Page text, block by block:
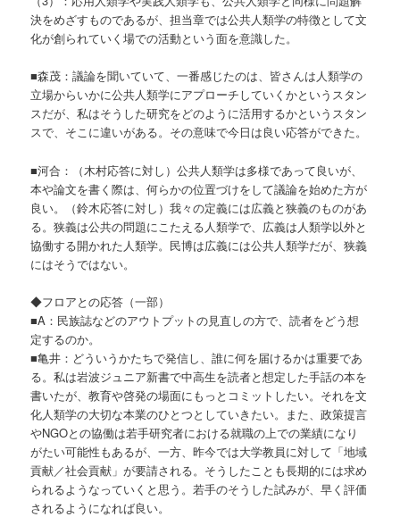
決をめざすものであるが、担当章では公共人類学の特徴として文
化が創られていく場での活動という面を意識した。
■森茂：議論を聞いていて、一番感じたのは、皆さんは人類学の
立場からいかに公共人類学にアプローチしていくかというスタン
スだが、私はそうした研究をどのように活用するかというスタン
スで、そこに違いがある。その意味で今日は良い応答ができた。
■河合：（木村応答に対し）公共人類学は多様であって良いが、
本や論文を書く際は、何らかの位置づけをして議論を始めた方が
良い。（鈴木応答に対し）我々の定義には広義と狭義のものがあ
る。狭義は公共の問題にこたえる人類学で、広義は人類学以外と
協働する開かれた人類学。民博は広義には公共人類学だが、狭義
にはそうではない。
◆フロアとの応答（一部）
■A：民族誌などのアウトプットの見直しの方で、読者をどう想
定するのか。
■亀井：どういうかたちで発信し、誰に何を届けるかは重要であ
る。私は岩波ジュニア新書で中高生を読者と想定した手話の本を
書いたが、教育や啓発の場面にもっとコミットしたい。それを文
化人類学の大切な本業のひとつとしていきたい。また、政策提言
やNGOとの協働は若手研究者における就職の上での業績になり
がたい可能性もあるが、一方、昨今では大学教員に対して「地域
貢献／社会貢献」が要請される。そうしたことも長期的には求め
られるようなっていくと思う。若手のそうした試みが、早く評価
されるようになれば良い。